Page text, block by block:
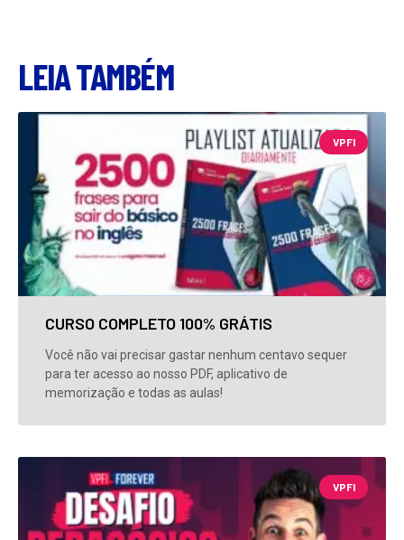
LEIA TAMBÉM
VPFI
CURSO COMPLETO 100% GRÁTIS
Você não vai precisar gastar nenhum centavo sequer
para ter acesso ao nosso PDF, aplicativo de
memorização e todas as aulas!
VPFI